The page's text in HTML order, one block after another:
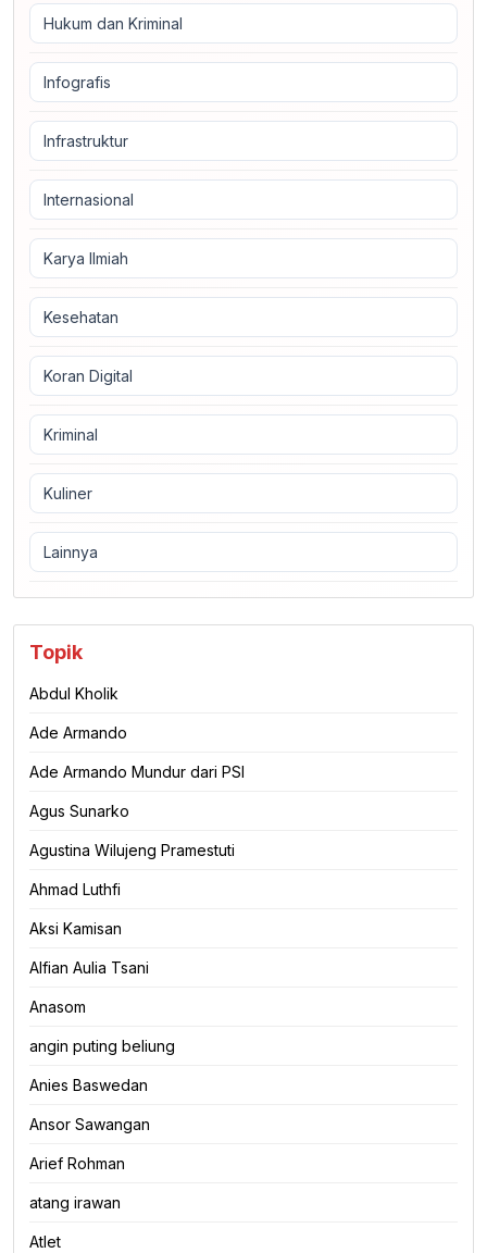
Hukum dan Kriminal
Infografis
Infrastruktur
Internasional
Karya Ilmiah
Kesehatan
Koran Digital
Kriminal
Kuliner
Lainnya
Topik
Abdul Kholik
Ade Armando
Ade Armando Mundur dari PSI
Agus Sunarko
Agustina Wilujeng Pramestuti
Ahmad Luthfi
Aksi Kamisan
Alfian Aulia Tsani
Anasom
angin puting beliung
Anies Baswedan
Ansor Sawangan
Arief Rohman
atang irawan
Atlet